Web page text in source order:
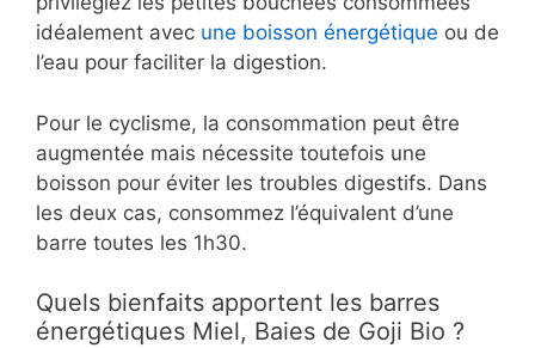
idéalement avec une boisson énergétique ou de
l’eau pour faciliter la digestion.
Pour le cyclisme, la consommation peut être
augmentée mais nécessite toutefois une
boisson pour éviter les troubles digestifs. Dans
les deux cas, consommez l’équivalent d’une
barre toutes les 1h30.
Quels bienfaits apportent les barres
énergétiques Miel, Baies de Goji Bio ?